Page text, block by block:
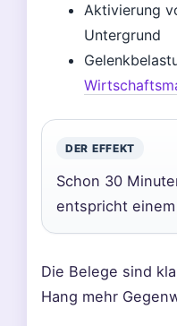
Aktivierung
Untergrund
DER EFFEKT
Schon 30
entspricht
Die Belege sind
Hang mehr